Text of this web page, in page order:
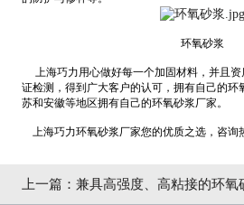
环氧砂浆
上海巧力用心做好每一个加固材料，并且资
证检测，得到广大客户的认可，拥有自己的环
苏和安徽等地区拥有自己的环氧砂浆厂家。
上海巧力环氧砂浆厂家您的优质之选，咨询
上一篇： 兼具高强度、高粘接的环氧